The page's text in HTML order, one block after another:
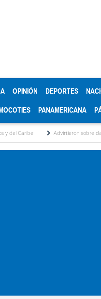
OPINIÓN DEPORTES
PANAMERICANA
Advirtieron sobre daños en las cosechas